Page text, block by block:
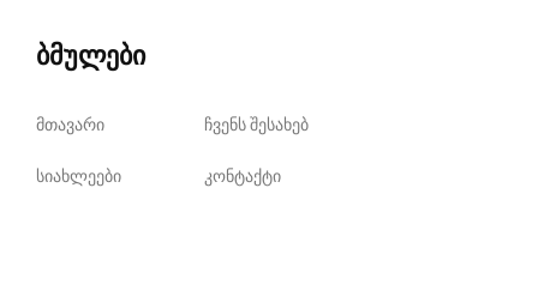
ბმულები
მთავარი ჩვენს შესახებ
სიახლეები კონტაქტი